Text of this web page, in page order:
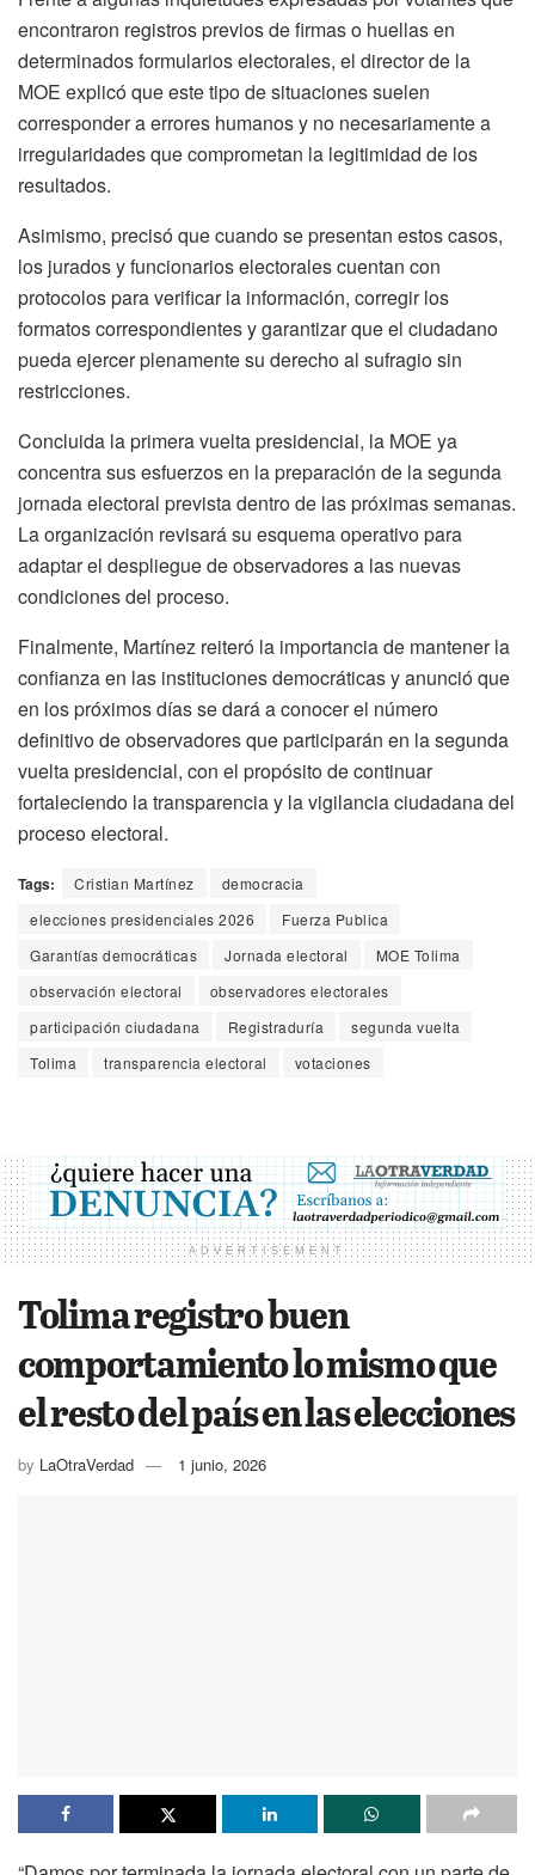
encontraron registros previos de firmas o huellas en
determinados formularios electorales, el director de la
MOE explicó que este tipo de situaciones suelen
corresponder a errores humanos y no necesariamente a
irregularidades que comprometan la legitimidad de los
resultados.
Asimismo, precisó que cuando se presentan estos casos,
los jurados y funcionarios electorales cuentan con
protocolos para verificar la información, corregir los
formatos correspondientes y garantizar que el ciudadano
pueda ejercer plenamente su derecho al sufragio sin
restricciones.
Concluida la primera vuelta presidencial, la MOE ya
concentra sus esfuerzos en la preparación de la segunda
jornada electoral prevista dentro de las próximas semanas.
La organización revisará su esquema operativo para
adaptar el despliegue de observadores a las nuevas
condiciones del proceso.
Finalmente, Martínez reiteró la importancia de mantener la
confianza en las instituciones democráticas y anunció que
en los próximos días se dará a conocer el número
definitivo de observadores que participarán en la segunda
vuelta presidencial, con el propósito de continuar
fortaleciendo la transparencia y la vigilancia ciudadana del
proceso electoral.
Tags: Cristian Martínez
democracia
elecciones presidenciales 2026
Fuerza Publica
Garantías democráticas
Jornada electoral
MOE Tolima
observación electoral
observadores electorales
participación ciudadana
Registraduría
segunda vuelta
Tolima
transparencia electoral votaciones
ADVERTISEMENT
Tolima registro buen
comportamiento lo mismo que
el resto del país en las elecciones
by LaOtraVerdad 1 junio, 2026